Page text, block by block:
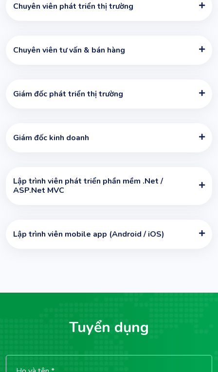
Chuyên viên phát triển thị trường
Chuyên viên tư vấn & bán hàng
Giám đốc phát triển thị trường
Giám đốc kinh doanh
Lập trình viên phát triển phần mềm .Net /
ASP.Net MVC
Lập trình viên mobile app (Android / iOS)
Tuyển dụng